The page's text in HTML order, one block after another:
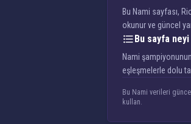
Bu Nami sayfası,
okunur ve güncel
Bu sayfa
Nami
eşleşmelerle dolu
Bu Nami verileri
kullan.